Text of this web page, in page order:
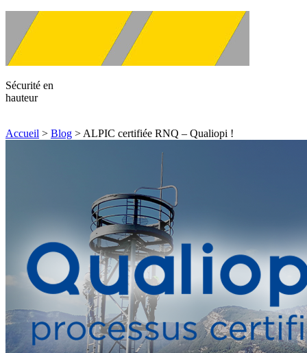
Sécurité en
hauteur
Accueil > Blog > ALPIC certifiée RNQ – Qualiopi !